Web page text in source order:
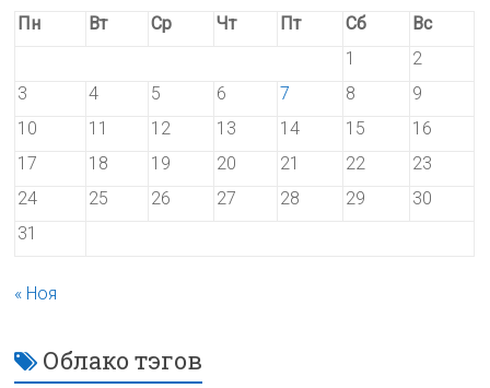
Пн
Вт Ср Чт Пт Сб
Вс
1
2
3
4 5 6 7 8
9
10
11 12 13 14 15
16
17
18 19 20 21 22
23
24
25 26 27 28 29
30
31
« Ноя
Облако тэгов